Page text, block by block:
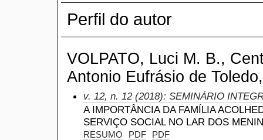
Perfil do autor
VOLPATO, Luci M. B.,
Antonio Eufrásio de
v. 12, n. 12 (2018): SEMINÁRIO
A IMPORTÂNCIA DA FAMÍLIA
SERVIÇO SOCIAL NO LAR DOS
RESUMO PDF PDF